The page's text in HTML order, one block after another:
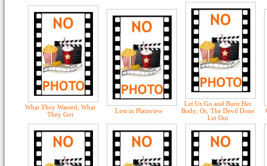
What They Wanted, What
They Got
Lost in Plainview
Let Us Go and Burn Her
Body; Or, The Devil Done
Let Out